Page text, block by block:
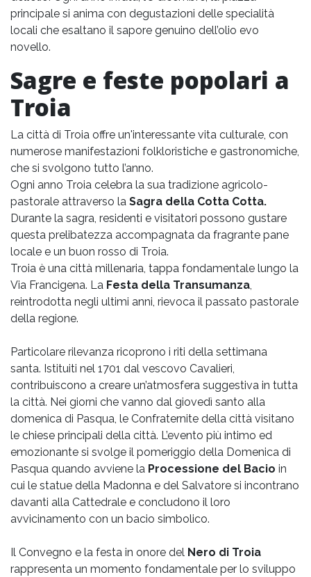
principale si anima con degustazioni delle specialità
locali che esaltano il sapore genuino dell’olio evo
novello.
Sagre e feste popolari a
Troia
La città di Troia offre un'interessante vita culturale, con
numerose manifestazioni folkloristiche e gastronomiche,
che si svolgono tutto l’anno.
Ogni anno Troia celebra la sua tradizione agricolo-
pastorale attraverso la Sagra della Cotta Cotta.
Durante la sagra, residenti e visitatori possono gustare
questa prelibatezza accompagnata da fragrante pane
locale e un buon rosso di Troia.
Troia è una città millenaria, tappa fondamentale lungo la
Via Francigena. La Festa della Transumanza,
reintrodotta negli ultimi anni, rievoca il passato pastorale
della regione.
Particolare rilevanza ricoprono i riti della settimana
santa. Istituiti nel 1701 dal vescovo Cavalieri,
contribuiscono a creare un’atmosfera suggestiva in tutta
la città. Nei giorni che vanno dal giovedì santo alla
domenica di Pasqua, le Confraternite della città visitano
le chiese principali della città. L’evento più intimo ed
emozionante si svolge il pomeriggio della Domenica di
Pasqua quando avviene la Processione del Bacio in
cui le statue della Madonna e del Salvatore si incontrano
davanti alla Cattedrale e concludono il loro
avvicinamento con un bacio simbolico.
Il Convegno e la festa in onore del Nero di Troia
rappresenta un momento fondamentale per lo sviluppo